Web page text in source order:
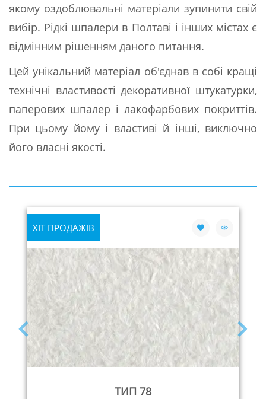
якому оздоблювальні матеріали зупинити свій
вибір. Рідкі шпалери в Полтаві і інших містах є
відмінним рішенням даного питання.
Цей унікальний матеріал об'єднав в собі кращі
технічні властивості декоративної штукатурки,
паперових шпалер і лакофарбових покриттів.
При цьому йому і властиві й інші, виключно
його власні якості.
ХІТ ПРОДАЖІВ
ТИП 78